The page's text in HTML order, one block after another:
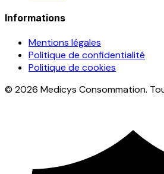
Informations
Mentions légales
Politique de confidentialité
Politique de cookies
© 2026 Medicys Consommation.